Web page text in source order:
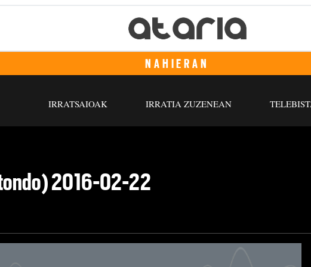
NAHIERAN
IRRATSAIOAK IRRATIA ZUZENEAN
2016-02-22